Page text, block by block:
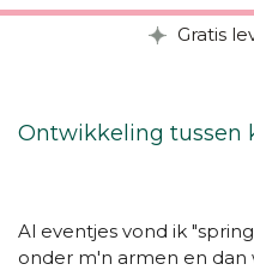
Gratis
Ontwikkeling tussen
Al eventjes vond ik
onder m'n armen en